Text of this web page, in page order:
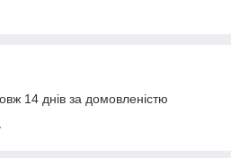
14 днів за домовленістю